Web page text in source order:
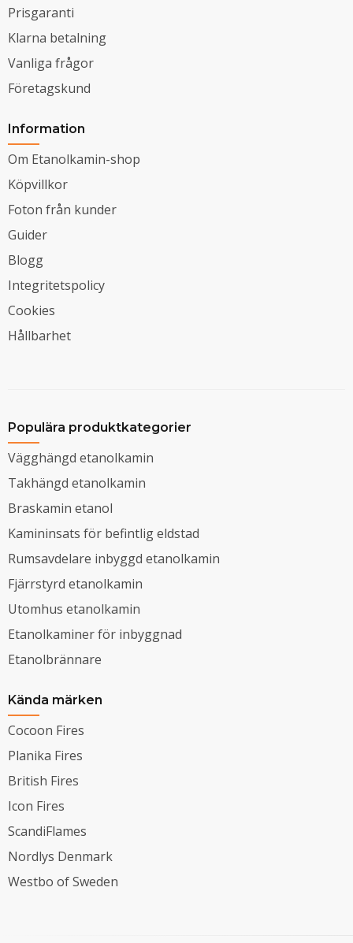
Prisgaranti
Klarna betalning
Vanliga frågor
Företagskund
Information
Om Etanolkamin-shop
Köpvillkor
Foton från kunder
Guider
Blogg
Integritetspolicy
Cookies
Hållbarhet
Populära produktkategorier
Vägghängd etanolkamin
Takhängd etanolkamin
Braskamin etanol
Kamininsats för befintlig eldstad
Rumsavdelare inbyggd etanolkamin
Fjärrstyrd etanolkamin
Utomhus etanolkamin
Etanolkaminer för inbyggnad
Etanolbrännare
Kända märken
Cocoon Fires
Planika Fires
British Fires
Icon Fires
ScandiFlames
Nordlys Denmark
Westbo of Sweden